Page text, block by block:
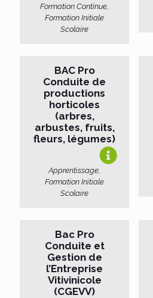
Formation Continue,
Formation Initiale
Scolaire
BAC Pro
Conduite de
productions
horticoles
(arbres,
arbustes, fruits,
fleurs, légumes)
Apprentissage,
Formation Initiale
Scolaire
Bac Pro
Conduite et
Gestion de
l’Entreprise
Vitivinicole
(CGEVV)